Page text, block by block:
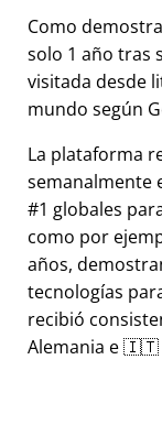
Como
solo 1 año tras
visitada desde
mundo según
La plataforma
semanalmente
#1 globales
como por
años,
tecnologías
recibió
Alemania e 🇮🇹